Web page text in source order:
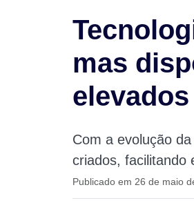
mas
elevados
Com a evolução
criados, facilitando
Publicado em 26 de maio